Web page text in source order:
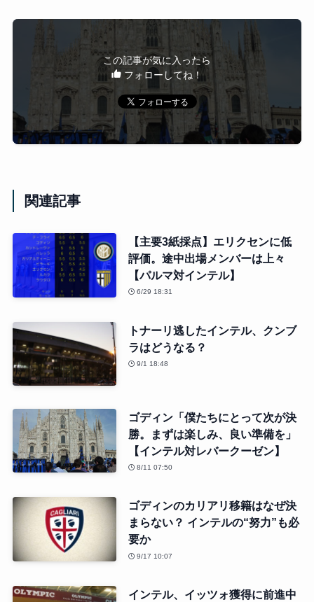
この記事が気に入ったら
フォローしてね！
関連記事
【主要3紙採点】エリクセンに低
評価。途中出場メンバーは上々
【パルマ対インテル】
6/29 18:31
トナーリ逃したインテル、クンブ
ラはどうなる？
9/1 18:48
ゴディン「僕たちにとって次が決
勝。まずは楽しみ、良い準備を」
【インテル対レバークーゼン】
8/11 07:50
ゴディンのカリアリ移籍はなぜ決
まらない？ インテルの“努力”も必
要か
9/17 10:07
インテル、イッツォ獲得に前進中